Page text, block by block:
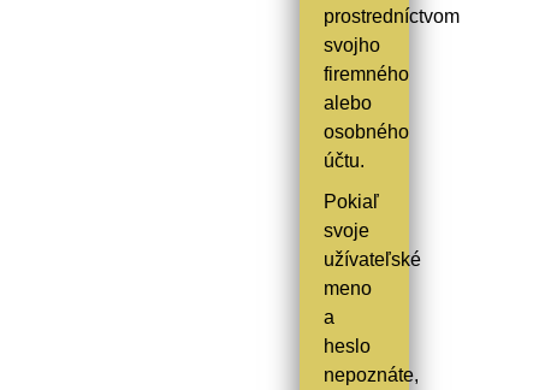
prostredníctvom
svojho
firemného
alebo
osobného
účtu.
Pokiaľ
svoje
užívateľské
meno
a
heslo
nepoznáte,